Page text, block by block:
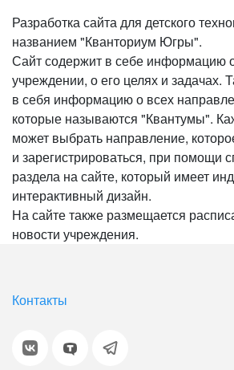
Разработка сайта для детского
названием "Кванториум Югры".
Сайт содержит в себе информацию
учреждении, о его целях и задачах.
в себя информацию о всех
которые называются "Квантумы".
может выбрать направление,
и зарегистрироваться, при помощи
раздела на сайте, который имеет
интерактивный дизайн.
На сайте также размещается
новости учреждения.
Контакты